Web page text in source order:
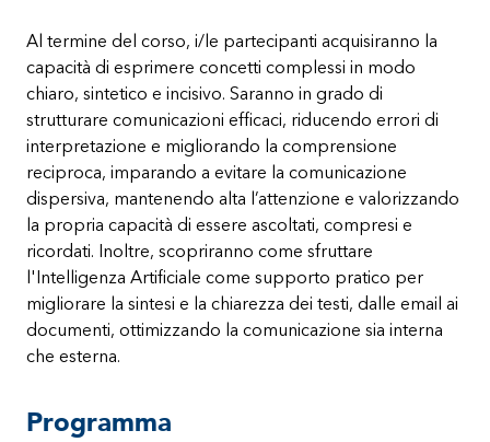
Al termine del corso, i/le partecipanti acquisiranno la
capacità di esprimere concetti complessi in modo
chiaro, sintetico e incisivo. Saranno in grado di
strutturare comunicazioni efficaci, riducendo errori di
interpretazione e migliorando la comprensione
reciproca, imparando a evitare la comunicazione
dispersiva, mantenendo alta l’attenzione e valorizzando
la propria capacità di essere ascoltati, compresi e
ricordati. Inoltre, scopriranno come sfruttare
l'Intelligenza Artificiale come supporto pratico per
migliorare la sintesi e la chiarezza dei testi, dalle email ai
documenti, ottimizzando la comunicazione sia interna
che esterna.
Programma